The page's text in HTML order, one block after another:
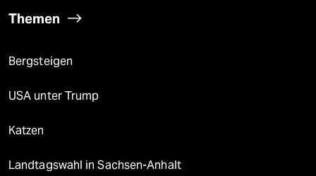
Themen
Bergsteigen
USA unter Trump
Katzen
Landtagswahl in Sachsen-Anhalt